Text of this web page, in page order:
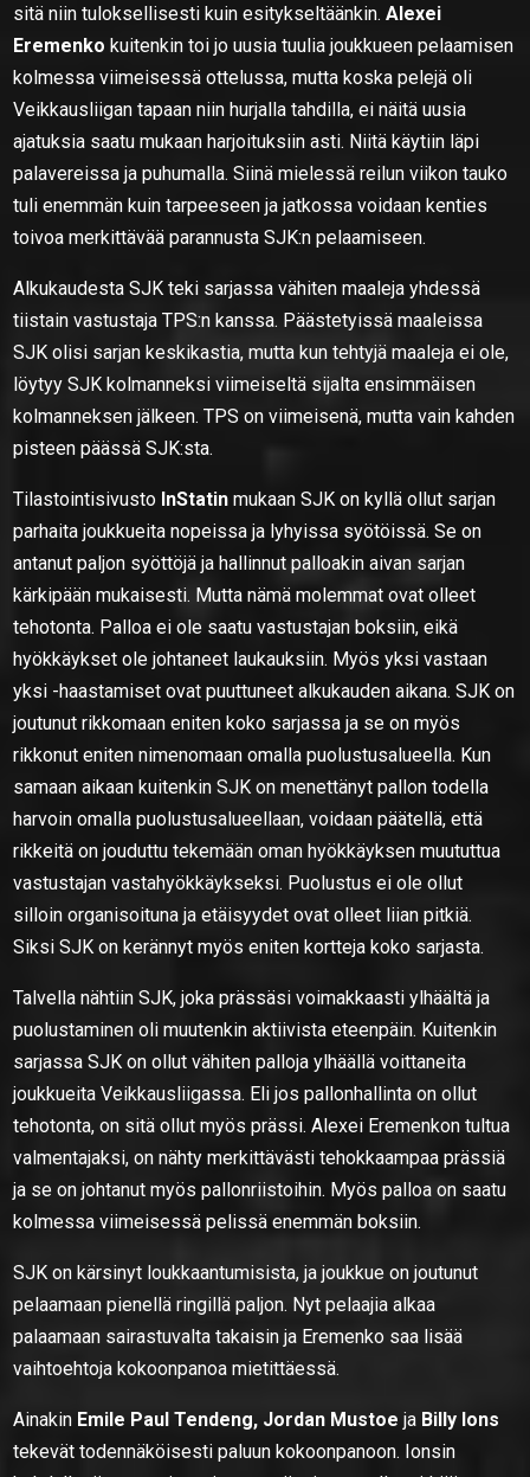
sitä niin tuloksellisesti kuin esitykseltäänkin.Alexei
Eremenko kuitenkin toi jo uusia tuulia joukkueen pelaamisen
kolmessa viimeisessä ottelussa, mutta koska pelejä oli
Veikkausliigan tapaan niin hurjalla tahdilla, ei näitä uusia
ajatuksia saatu mukaan harjoituksiin asti. Niitä käytiin läpi
palavereissa ja puhumalla. Siinä mielessä reilun viikon tauko
tuli enemmän kuin tarpeeseen ja jatkossa voidaan kenties
toivoa merkittävää parannusta SJK:n pelaamiseen.
Alkukaudesta SJK teki sarjassa vähiten maaleja yhdessä
tiistain vastustaja TPS:n kanssa. Päästetyissä maaleissa
SJK olisi sarjan keskikastia, mutta kun tehtyjä maaleja ei ole,
löytyy SJK kolmanneksi viimeiseltä sijalta ensimmäisen
kolmanneksen jälkeen. TPS on viimeisenä, mutta vain kahden
pisteen päässä SJK:sta.
Tilastointisivusto InStatin mukaan SJK on kyllä ollut sarjan
parhaita joukkueita nopeissa ja lyhyissa syötöissä. Se on
antanut paljon syöttöjä ja hallinnut palloakin aivan sarjan
kärkipään mukaisesti. Mutta nämä molemmat ovat olleet
tehotonta. Palloa ei ole saatu vastustajan boksiin, eikä
hyökkäykset ole johtaneet laukauksiin. Myös yksi vastaan
yksi -haastamiset ovat puuttuneet alkukauden aikana. SJK on
joutunut rikkomaan eniten koko sarjassa ja se on myös
rikkonut eniten nimenomaan omalla puolustusalueella. Kun
samaan aikaan kuitenkin SJK on menettänyt pallon todella
harvoin omalla puolustusalueellaan, voidaan päätellä, että
rikkeitä on jouduttu tekemään oman hyökkäyksen muututtua
vastustajan vastahyökkäykseksi. Puolustus ei ole ollut
silloin organisoituna ja etäisyydet ovat olleet liian pitkiä.
Siksi SJK on kerännyt myös eniten kortteja koko sarjasta.
Talvella nähtiin SJK, joka prässäsi voimakkaasti ylhäältä ja
puolustaminen oli muutenkin aktiivista eteenpäin. Kuitenkin
sarjassa SJK on ollut vähiten palloja ylhäällä voittaneita
joukkueita Veikkausliigassa. Eli jos pallonhallinta on ollut
tehotonta, on sitä ollut myös prässi. Alexei Eremenkon tultua
valmentajaksi, on nähty merkittävästi tehokkaampaa prässiä
ja se on johtanut myös pallonriistoihin. Myös palloa on saatu
kolmessa viimeisessä pelissä enemmän boksiin.
SJK on kärsinyt loukkaantumisista, ja joukkue on joutunut
pelaamaan pienellä ringillä paljon. Nyt pelaajia alkaa
palaamaan sairastuvalta takaisin ja Eremenko saa lisää
vaihtoehtoja kokoonpanoa mietittäessä.
Ainakin Emile Paul Tendeng, Jordan Mustoe ja Billy Ions
tekevät todennäköisesti paluun kokoonpanoon. Ionsin